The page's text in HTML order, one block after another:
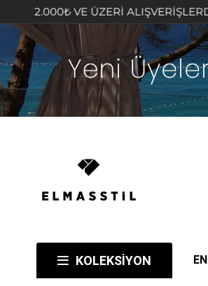
VE ÜZERİ ALIŞVERİŞLERDE
KOLEKSİYON